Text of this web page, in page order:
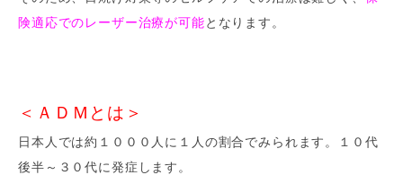
険適応でのレーザー治療が可能となります。
＜ＡＤＭとは＞
日本人では約１０００人に１人の割合でみられます。１０代
後半～３０代に発症します。